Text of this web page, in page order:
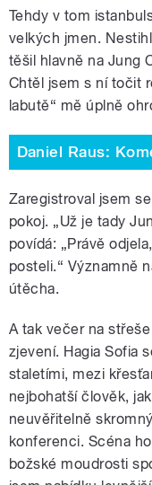
Tehdy v tom
velkých jmen.
těšil hlavně na Jung
Chtěl jsem s ní točit
labutě“ mě úplně
Daniel Raus:
Zaregistroval jsem
pokoj. „Už je tady
povídá: „Právě
posteli.“ Významně
útěcha.
A tak večer na
zjevení. Hagia Sofia
staletími, mezi
nejbohatší člověk,
neuvěřitelně
konferenci. Scéna
božské moudrosti